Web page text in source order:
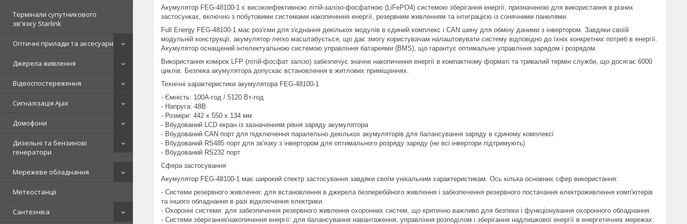
Термінали супутникового
зв'язку Starlink
Оптичні прилади та аксесуари
Джерела живлення
Відеоспостереження
Сигналізація Ajax
Домофони
Дизельні та бензинові
генератори
Мережеве обладнання
Метеостанції
Сантехніка
Акумулятор FEG-48100-1 є високоефективною літій-залізо-фосфатною (LiFePO4) системою зберігання енергії, призначеною для використання в різних
застосунках, включно з побутовими системами накопичення енергії, резервним живленням та інтеграцією із сонячними панелями.
Full Energy FEG-48100-1 має роз'єми для з'єднання декількох модулів в єдиний комплекс і CAN шину для обміну даними з інвертором. Завдяки своїй
модульній конструкції, акумулятор легко масштабується, що дає змогу користувачам налаштовувати систему відповідно до їхніх конкретних потреб в енергії.
Акумулятор оснащений інтелектуальною системою управління батареями (BMS), що гарантує оптимальне управління зарядом і розрядом.
Використання комірок LFP (літій-фосфат залізо) забезпечує значне накопичення енергії в компактному форматі та тривалий термін служби, що досягає 6000
циклів. Безпека акумулятора допускає встановлення в житлових приміщеннях.
Технічні характеристики акумулятора FEG-48100-1
- Ємність: 100А-год / 5120 Вт-год
- Напруга: 48В
- Розміри: 442 x 550 x 134 мм
- Вбудований LCD екран із зазначенням рівня заряду акумулятора
- Вбудований CAN порт для підключення паралельно декількох акумуляторів для балансування заряду в єдиному комплексі
- Вбудований RS485 порт для зв'язку з інвертором для оптимального розряду заряду (не всі інвертори підтримують)
- Вбудований RS232 порт
Сфера застосування
Акумулятор FEG-48100-1 має широкий спектр застосування завдяки своїм унікальним характеристикам. Ось кілька основних сфер використання:
- Системи резервного живлення: для встановлення в джерела безперебійного живлення і забезпечення резервного постачання електроживлення комп'ютерів
та іншого обладнання в разі відключення електрики.
- Охоронні системи: для забезпечення резервного живлення охоронних систем, що критично важливо для безпеки і функціонування охоронного обладнання.
- Системи зберігання/накопичення енергії: для балансування навантаження, управління розподілом і зберігання надлишкової енергії в енергетичних мережах.